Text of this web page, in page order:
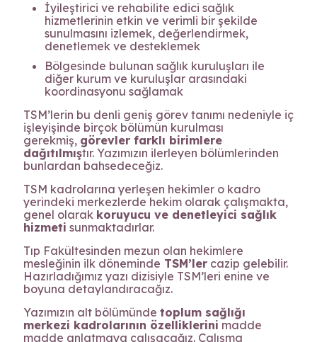
İyileştirici ve rehabilite edici sağlık
hizmetlerinin etkin ve verimli bir şekilde
sunulmasını izlemek, değerlendirmek,
denetlemek ve desteklemek
Bölgesinde bulunan sağlık kuruluşları ile
diğer kurum ve kuruluşlar arasındaki
koordinasyonu sağlamak
TSM’lerin bu denli geniş görev tanımı nedeniyle iç
işleyişinde birçok bölümün kurulması
gerekmiş, görevler farklı birimlere
dağıtılmıştır. Yazımızın ilerleyen bölümlerinden
bunlardan bahsedeceğiz.
TSM kadrolarına yerleşen hekimler o kadro
yerindeki merkezlerde hekim olarak çalışmakta,
genel olarak koruyucu ve denetleyici sağlık
hizmeti sunmaktadırlar.
Tıp Fakültesinden mezun olan hekimlere
mesleğinin ilk döneminde TSM’ler cazip gelebilir.
Hazırladığımız yazı dizisiyle TSM’leri enine ve
boyuna detaylandıracağız.
Yazımızın alt bölümünde toplum sağlığı
merkezi kadrolarının özelliklerini madde
madde anlatmaya çalışacağız. Çalışma